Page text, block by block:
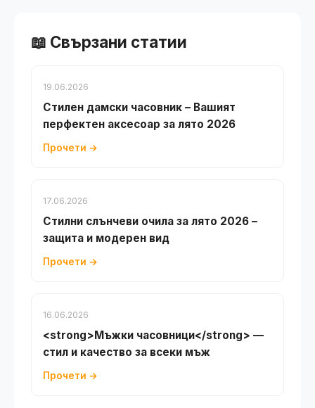
📖 Свързани статии
19.06.2026
Стилен дамски часовник – Вашият
перфектен аксесоар за лято 2026
Прочети →
17.06.2026
Стилни слънчеви очила за лято 2026 –
защита и модерен вид
Прочети →
16.06.2026
<strong>Мъжки часовници</strong> —
стил и качество за всеки мъж
Прочети →